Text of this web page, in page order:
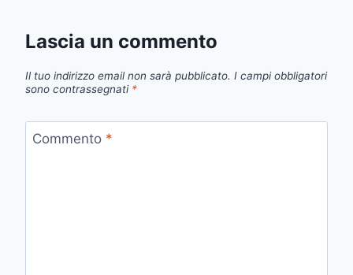
Lascia un commento
Il tuo indirizzo email non sarà pubblicato. I campi obbligatori
sono contrassegnati *
Commento *